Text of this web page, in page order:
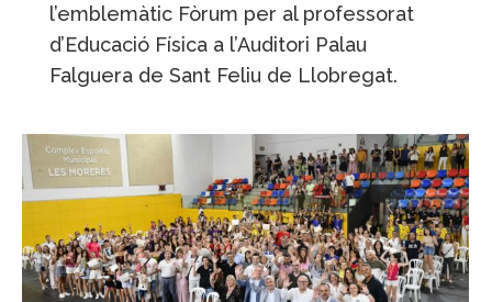
l’emblemàtic Fòrum per al professorat
d’Educació Física a l’Auditori Palau
Falguera de Sant Feliu de Llobregat.